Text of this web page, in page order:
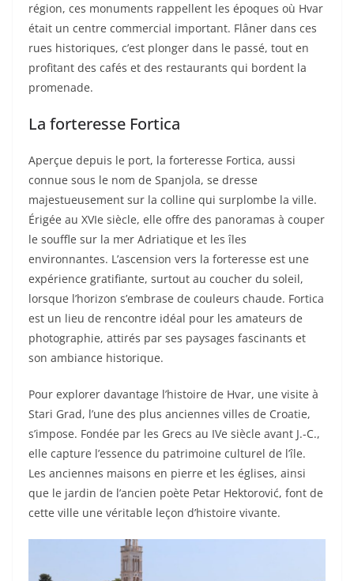
région, ces monuments rappellent les époques où Hvar
était un centre commercial important. Flâner dans ces
rues historiques, c’est plonger dans le passé, tout en
profitant des cafés et des restaurants qui bordent la
promenade.
La forteresse Fortica
Aperçue depuis le port, la forteresse Fortica, aussi
connue sous le nom de Spanjola, se dresse
majestueusement sur la colline qui surplombe la ville.
Érigée au XVIe siècle, elle offre des panoramas à couper
le souffle sur la mer Adriatique et les îles
environnantes. L’ascension vers la forteresse est une
expérience gratifiante, surtout au coucher du soleil,
lorsque l’horizon s’embrase de couleurs chaude. Fortica
est un lieu de rencontre idéal pour les amateurs de
photographie, attirés par ses paysages fascinants et
son ambiance historique.
Pour explorer davantage l’histoire de Hvar, une visite à
Stari Grad, l’une des plus anciennes villes de Croatie,
s’impose. Fondée par les Grecs au IVe siècle avant J.-C.,
elle capture l’essence du patrimoine culturel de l’île.
Les anciennes maisons en pierre et les églises, ainsi
que le jardin de l’ancien poète Petar Hektorović, font de
cette ville une véritable leçon d’histoire vivante.